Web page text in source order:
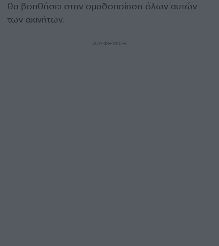
θα βοηθήσει στην ομαδοποίηση όλων αυτών
των ακινήτων.
ΔΙΑΦΗΜΙΣΗ